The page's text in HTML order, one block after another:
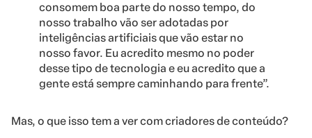
consomem boa parte do nosso tempo, do
nosso trabalho vão ser adotadas por
inteligências artificiais que vão estar no
nosso favor. Eu acredito mesmo no poder
desse tipo de tecnologia e eu acredito que a
gente está sempre caminhando para frente”.
Mas, o que isso tem a ver com criadores de conteúdo?